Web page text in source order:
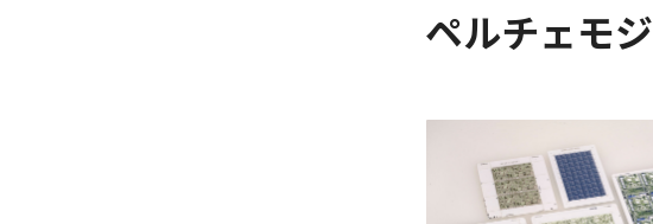
ペルチェモ